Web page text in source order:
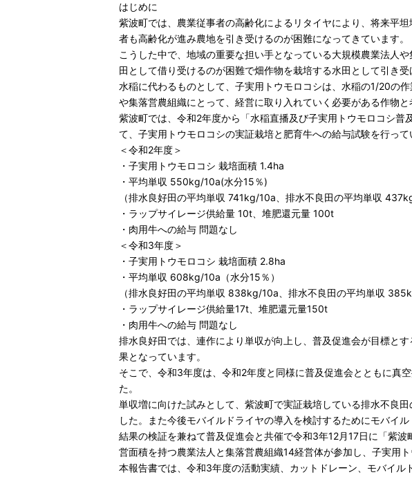
はじめに
紫波町では、農業従事者の高齢化によるリタイヤにより、将来平
者も高齢化が進み農地を引き受けるのが困難になってきています
こうした中で、地域の重要な担い手となっている大規模農業法人
田として借り受けるのが困難で畑作物を栽培する水田として引き
水稲に代わるものとして、子実用トウモロコシは、水稲の1/20の
や集落営農組織にとって、経営に取り入れていく必要がある作物と
紫波町では、令和2年度から「水稲直播及び子実用トウモロコシ
て、子実用トウモロコシの実証栽培と肥育牛への給与試験を行っ
＜令和2年度＞
・子実用トウモロコシ 栽培面積 1.4ha
・平均単収 550kg/10a(水分15％)
（排水良好田の平均単収 741kg/10a、排水不良田の平均単収
・ラップサイレージ供給量 10t、堆肥還元量 100t
・肉用牛への給与 問題なし
＜令和3年度＞
・子実用トウモロコシ 栽培面積 2.8ha
・平均単収 608kg/10a（水分15％）
（排水良好田の平均単収 838kg/10a、排水不良田の平均単収
・ラップサイレージ供給量17t、堆肥還元量150t
・肉用牛への給与 問題なし
排水良好田では、連作により単収が向上し、普及促進会が目標と
果となっています。
そこで、令和3年度は、令和2年度と同様に普及促進会とともに真
た。
単収増に向けた試みとして、紫波町で実証栽培している排水不良
した。また今後モバイルドライヤの導入を検討するためにモバイ
結果の検証を兼ねて普及促進会と共催で令和3年12月17日に「紫
営面積を持つ農業法人と集落営農組織14経営体が参加し、子実用
本報告書では、令和3年度の活動実績、カットドレーン、モバイ